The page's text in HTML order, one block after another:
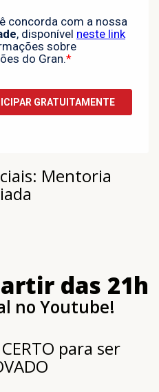
Mentoria
das 21h
no Youtube!
para ser